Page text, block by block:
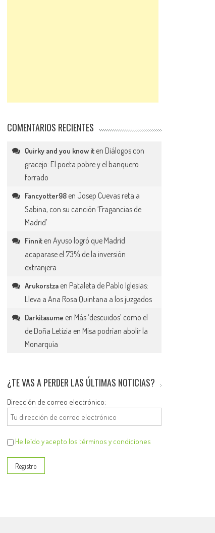
COMENTARIOS RECIENTES
Quirky and you know it en Diálogos con
gracejo: El poeta pobre y el banquero
forrado
Fancyotter98 en Josep Cuevas reta a
Sabina, con su canción ‘Fragancias de
Madrid’
Finnit enAyuso logró que Madrid
acaparase el 73% de la inversión
extranjera
Arukorstza en Pataleta de Pablo Iglesias:
Lleva a Ana Rosa Quintana a los juzgados
Darkitasume en Más ‘descuidos’ como el
de Doña Letizia en Misa podrían abolir la
Monarquía
¿TE VAS A PERDER LAS ÚLTIMAS NOTICIAS?
Dirección de correo electrónico:
He leído y acepto los términos y condiciones